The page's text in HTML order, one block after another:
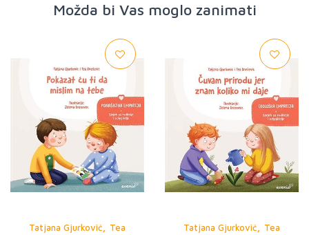
Možda bi Vas moglo zanimati
Tatjana Gjurković
Tea
Tatjana Gjurković
Tea